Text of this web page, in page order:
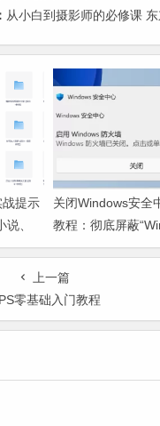
从小白到摄影师的必修课
提示
、
关闭Windows安全
教程：彻底屏蔽
火墙已关闭”弹窗
上一篇
零基础入门教程